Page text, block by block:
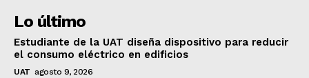
Lo último
Estudiante de la UAT diseña dispositivo para reducir
el consumo eléctrico en edificios
UAT agosto 9, 2026